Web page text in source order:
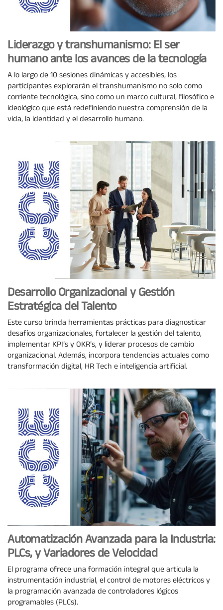
Liderazgo y transhumanismo: El ser
humano ante los avances de la tecnología
A lo largo de 10 sesiones dinámicas y accesibles, los
participantes explorarán el transhumanismo no solo como
corriente tecnológica, sino como un marco cultural, filosófico e
ideológico que está redefiniendo nuestra comprensión de la
vida, la identidad y el desarrollo humano.
Desarrollo Organizacional y Gestión
Estratégica del Talento
Este curso brinda herramientas prácticas para diagnosticar
desafíos organizacionales, fortalecer la gestión del talento,
implementar KPI’s y OKR’s, y liderar procesos de cambio
organizacional. Además, incorpora tendencias actuales como
transformación digital, HR Tech e inteligencia artificial.
Automatización Avanzada para la Industria:
PLCs, y Variadores de Velocidad
El programa ofrece una formación integral que articula la
instrumentación industrial, el control de motores eléctricos y
la programación avanzada de controladores lógicos
programables (PLCs).